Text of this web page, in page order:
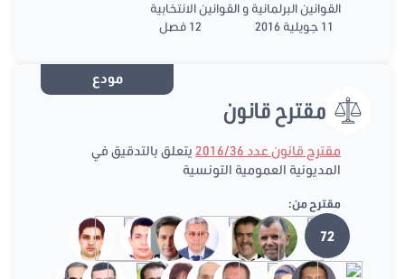
القوانين البرلمانية و القوانين الانتخابية
11 جويلية 2016
12 فصل
مودع
مقترح قانون
مقترح قانون عدد 2016/36
يتعلق بالتدقيق في
المديونية العمومية التونسية
مقترح من:
72